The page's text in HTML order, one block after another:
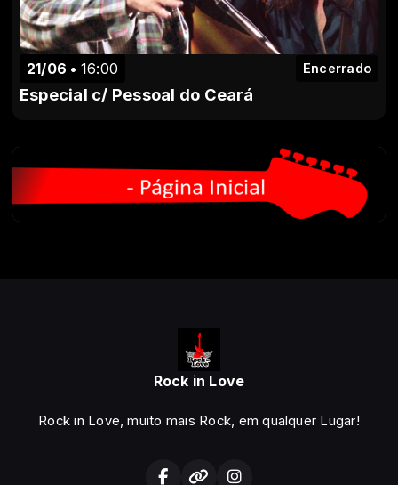
21/06 16:00 Encerrado
Especial c/ Pessoal do Ceará
Rock in Love
Rock in Love, muito mais Rock, em qualquer Lugar!